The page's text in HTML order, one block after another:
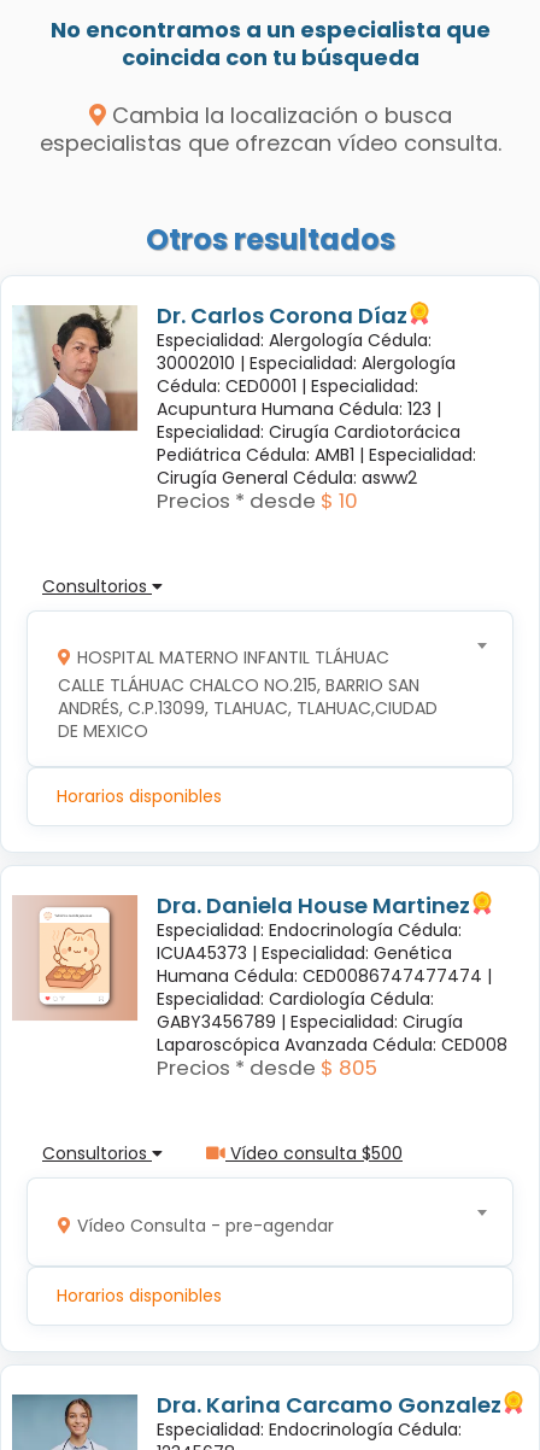
No encontramos a un especialista que
coincida con tu búsqueda
Cambia la localización o busca
especialistas que ofrezcan vídeo consulta.
Otros resultados
Dr. Carlos Corona Díaz
Especialidad: Alergología Cédula:
30002010 | Especialidad: Alergología
Cédula: CED0001 | Especialidad:
Acupuntura Humana Cédula: 123 |
Especialidad: Cirugía Cardiotorácica
Pediátrica Cédula: AMB1 | Especialidad:
Cirugía General Cédula: asww2
Precios * desde $ 10
Consultorios
HOSPITAL MATERNO INFANTIL TLÁHUAC
CALLE TLÁHUAC CHALCO NO.215, BARRIO SAN
ANDRÉS, C.P.13099, TLAHUAC, TLAHUAC,CIUDAD
DE MEXICO
Horarios disponibles
Dra. Daniela House Martinez
Especialidad: Endocrinología Cédula:
ICUA45373 | Especialidad: Genética
Humana Cédula: CED0086747477474 |
Especialidad: Cardiología Cédula:
GABY3456789 | Especialidad: Cirugía
Laparoscópica Avanzada Cédula: CED008
Precios * desde $ 805
Consultorios Vídeo consulta $500
Vídeo Consulta - pre-agendar
Horarios disponibles
Dra. Karina Carcamo Gonzalez
Especialidad: Endocrinología Cédula: